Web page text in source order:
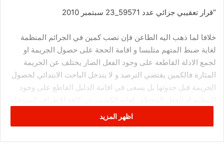
“قرار تعقيبي جزائي عدد 59571_23 سبتمبر 2010
خلافا لما ذهب اليه الطاعن فإن نصب كمين في الجرائم المنظمة
لغاية ضبط المتهم متلبسا و اقامة الحجة على حصول الجريمة او
لجمع الادلة القاطعة على وجود الفعل الضار يختلف عن الجريمة
المثارة فالكمين يقتضي الترصد و لا يتدخل الباحث الابتدائي لحصول
الجريمة قبل حدوثها بل يسعى في اقامة الدليل القاطع على وجود
و الحجج الكافية كيفما هو الامر في قضية الحال في حين ان الجريمة
المثارة هي التي يتدخل في تحقيق ركنها المادي الباحث سواء
اظهر المزيد